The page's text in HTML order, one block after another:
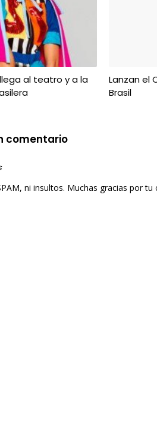
al teatro y a la
Lanzan el
Brasil
comentario
ni insultos. Muchas gracias por